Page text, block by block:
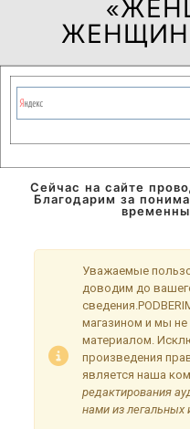
Сейчас на сайте
Благодарим за
Уважаемые
доводим до
магазином и мы
материалом.
произведения
является наша
редактирования
нами из легальных